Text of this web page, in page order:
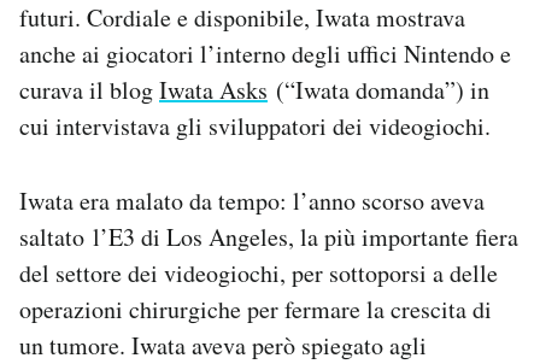
futuri. Cordiale e disponibile, Iwata mostrava
anche ai giocatori l’interno degli uffici Nintendo e
curava il blogIwata Asks (“Iwata domanda”) in
cui intervistava gli sviluppatori dei videogiochi.
Iwata era malato da tempo: l’anno scorso aveva
saltato l’E3 di Los Angeles, la più importante fiera
del settore dei videogiochi, per sottoporsi a delle
operazioni chirurgiche per fermare la crescita di
un tumore. Iwata aveva però spiegato agli